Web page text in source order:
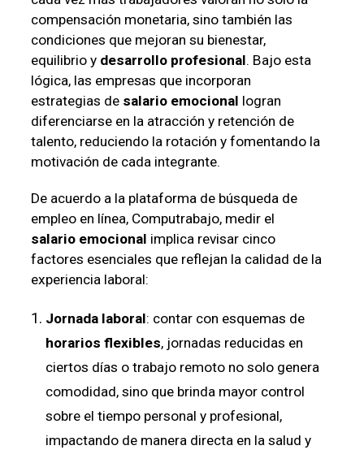
compensación monetaria, sino también las
condiciones que mejoran su bienestar,
equilibrio y desarrollo profesional. Bajo esta
lógica, las empresas que incorporan
estrategias de salario emocional logran
diferenciarse en la atracción y retención de
talento, reduciendo la rotación y fomentando la
motivación de cada integrante.
De acuerdo a la plataforma de búsqueda de
empleo en línea, Computrabajo, medir el
salario emocional implica revisar cinco
factores esenciales que reflejan la calidad de la
experiencia laboral:
Jornada laboral: contar con esquemas de
horarios flexibles, jornadas reducidas en
ciertos días o trabajo remoto no solo genera
comodidad, sino que brinda mayor control
sobre el tiempo personal y profesional,
impactando de manera directa en la salud y